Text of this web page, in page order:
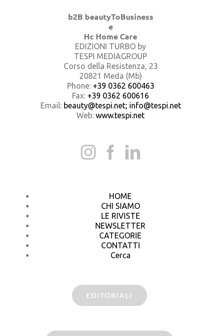
b2B beautyToBusiness
e
Hc Home Care
EDIZIONI TURBO by
TESPI MEDIAGROUP
Corso della Resistenza, 23
20821 Meda (Mb)
Phone: +39 0362 600463
Fax: +39 0362 600616
Email: beauty@tespi.net; info@tespi.net
Web: www.tespi.net
HOME
CHI SIAMO
LE RIVISTE
NEWSLETTER
CATEGORIE
CONTATTI
Cerca
EDITORIALI